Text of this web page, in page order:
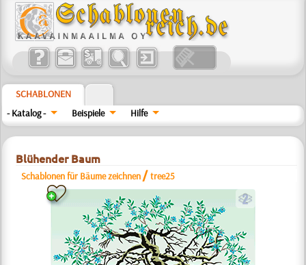
SCHABLONEN
- Katalog -
Beispiele Hilfe
Blühender Baum
Schablonen für Bäume zeichnen /tree25
b